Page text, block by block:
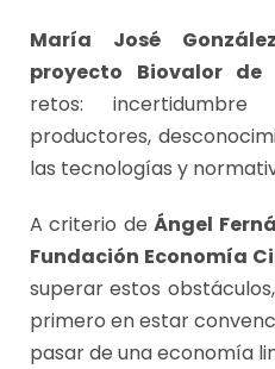
María José
proyecto Biovalor de
retos:
productores,
las tecnologías y
A criterio deÁngel
Fundación Economía
superar estos
primero en estar
pasar de una economía